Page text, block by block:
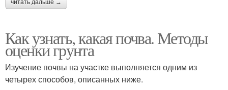
читать дальше →
Как узнать, какая почва. Методы
оценки грунта
Изучение почвы на участке выполняется одним из
четырех способов, описанных ниже.